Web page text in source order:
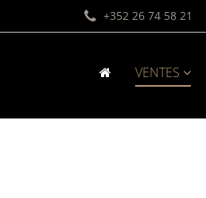
+352 26 74 58 21
VENTES